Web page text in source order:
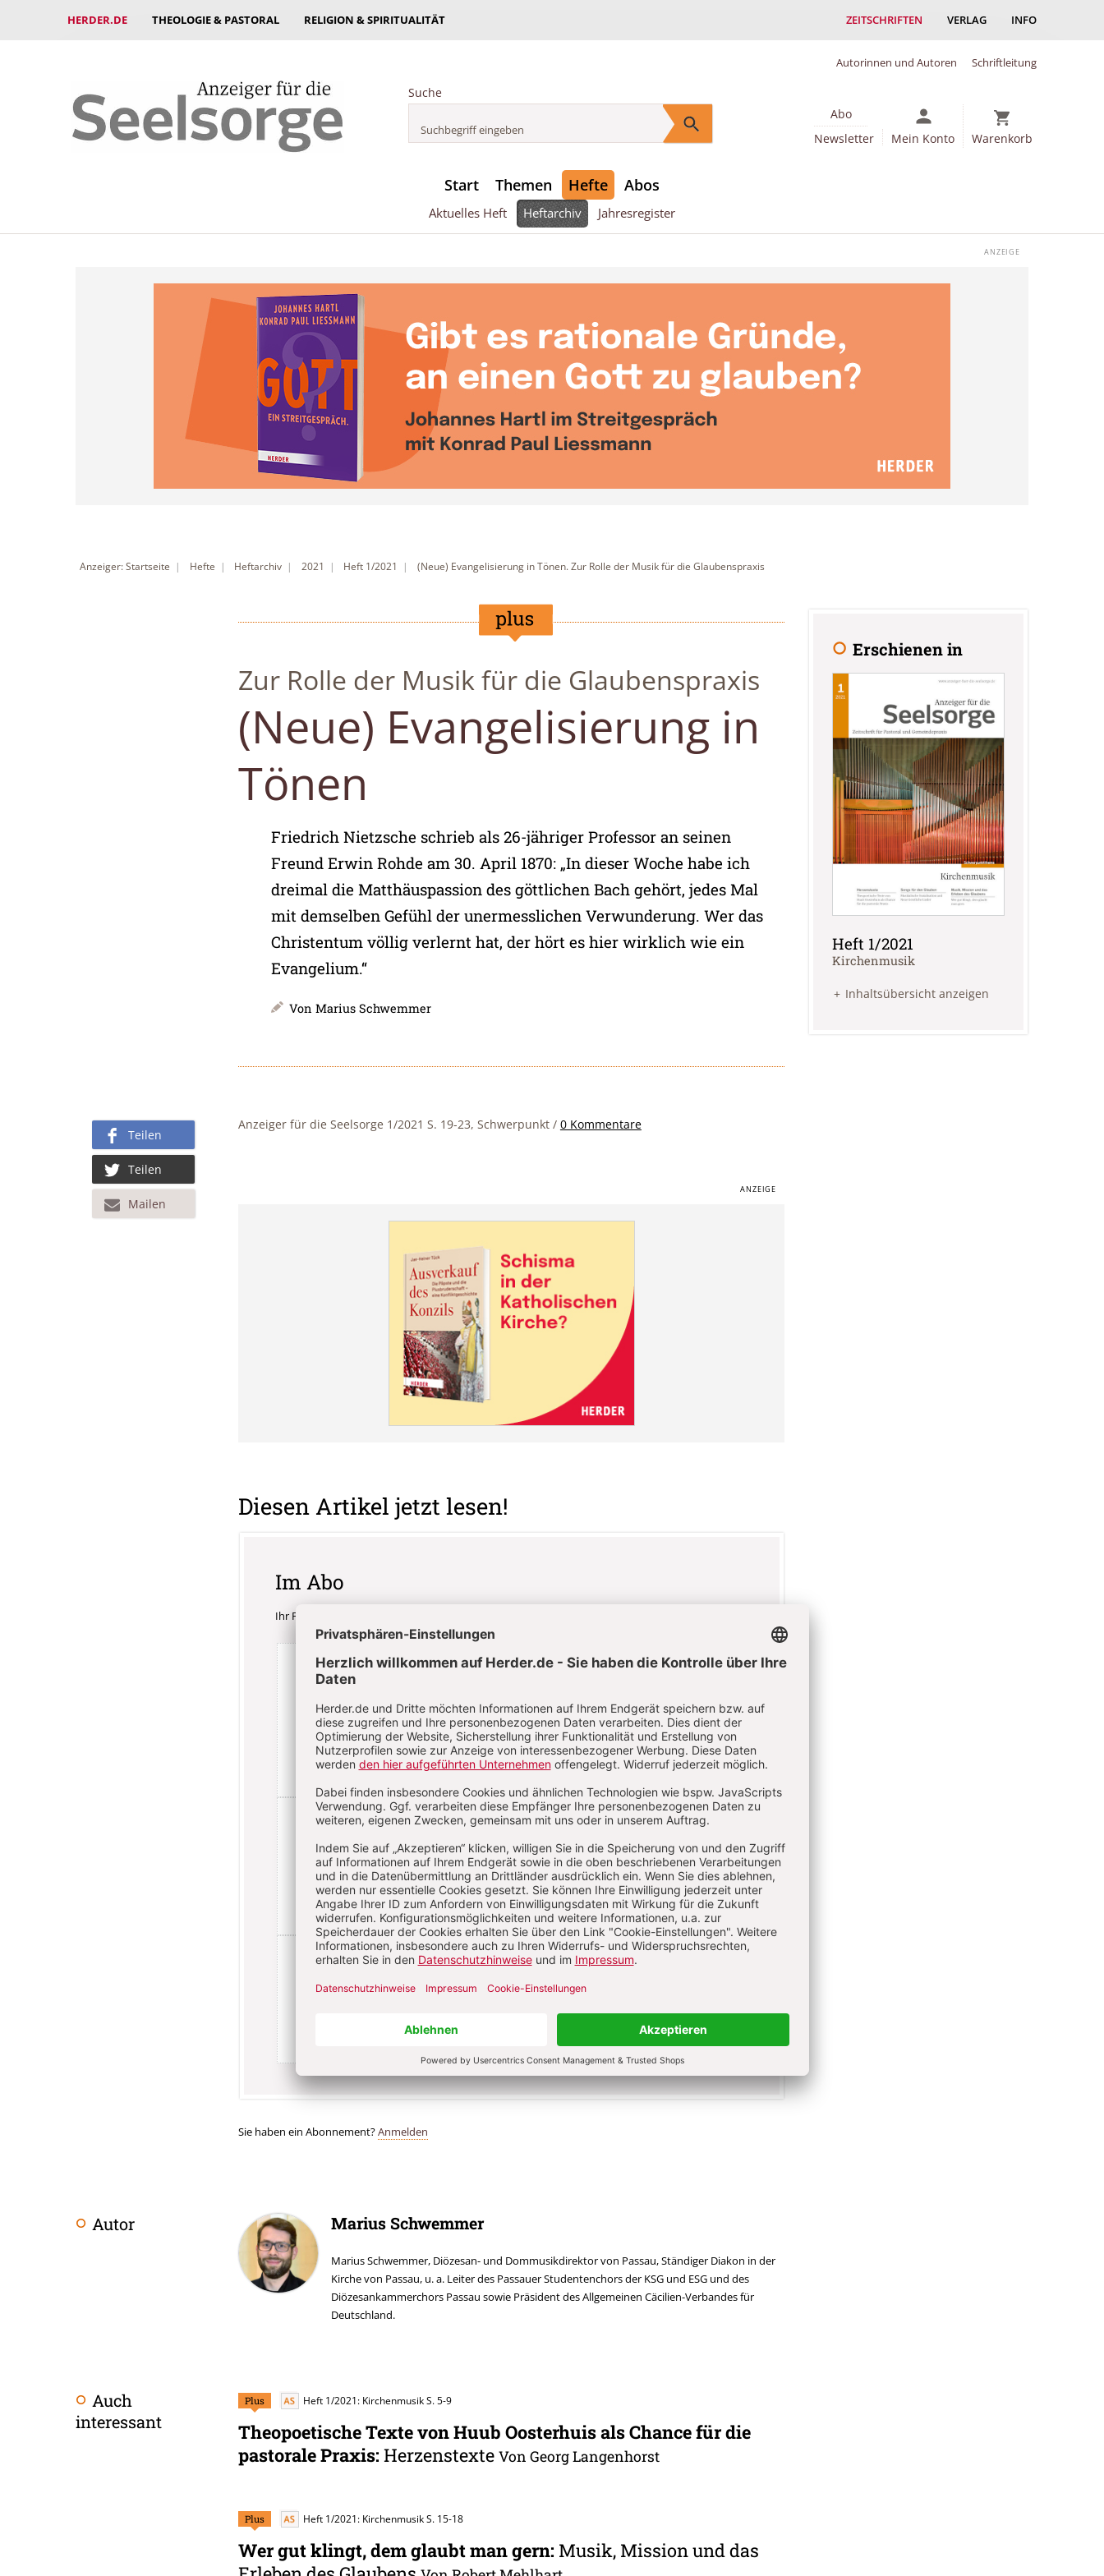
HERDER.DE THEOLOGIE & PASTORAL RELIGION & SPIRITUALITÄT ZEITSCHRIFTEN VERLAG INFO
Autorinnen und Autoren Schriftleitung
Suche
Abo
Newsletter
Mein Konto Warenkorb
Start Themen Hefte Abos
Aktuelles Heft Heftarchiv Jahresregister
Anzeiger: Startseite Hefte Heftarchiv 2021 Heft 1/2021 (Neue) Evangelisierung in Tönen. Zur Rolle der Musik für die Glaubenspraxis
Zur Rolle der Musik für die Glaubenspraxis
:
(Neue) Evangelisierung in
Tönen
Friedrich Nietzsche schrieb als 26-jähriger Professor an seinen
Freund Erwin Rohde am 30. April 1870: „In dieser Woche habe ich
dreimal die Matthäuspassion des göttlichen Bach gehört, jedes Mal
mit demselben Gefühl der unermesslichen Verwunderung. Wer das
Christentum völlig verlernt hat, der hört es hier wirklich wie ein
Evangelium.“
Von Marius Schwemmer
Anzeiger für die Seelsorge 1/2021 S. 19-23, Schwerpunkt / 0 Kommentare
Diesen Artikel jetzt lesen!
Im Abo
Ihr Plus: Zugriff auch auf alle anderen Artikel im Abo-Bereich
3 Hefte + 3 Hefte digital 0,00 €
danach84,70 € für 11 Ausgaben pro Jahr + Digitalzugang
inkl. MwSt., zzgl. 13,75 € Versand (D)
Im Abo Im Digital-Abo
Abo testen
Sie haben ein Abonnement?Anmelden
Teilen
Teilen
Mailen
Überschrift
Autor Marius Schwemmer
Marius Schwemmer, Diözesan- und Dommusikdirektor von Passau, Ständiger Diakon in der
Kirche von Passau, u. a. Leiter des Passauer Studentenchors der KSG und ESG und des
Diözesankammerchors Passau sowie Präsident des Allgemeinen Cäcilien-Verbandes für
Deutschland.
Auch
interessant
Plus Heft 1/2021: Kirchenmusik S. 5-9
Theopoetische Texte von Huub Oosterhuis als Chance für die
pastorale Praxis: Herzenstexte Von Georg Langenhorst
Plus Heft 1/2021: Kirchenmusik S. 15-18
Wer gut klingt, dem glaubt man gern: Musik, Mission und das
Erschienen in
Heft 1/2021
:
Kirchenmusik
Inhaltsübersicht anzeigen